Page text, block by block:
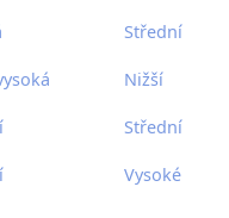
Střední
Nižší
Střední
Vysoké